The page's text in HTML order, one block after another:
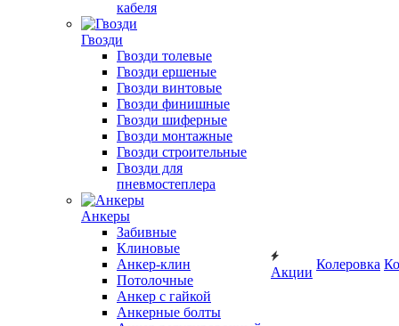
кабеля
Гвозди
Гвозди толевые
Гвозди ершеные
Гвозди винтовые
Гвозди финишные
Гвозди шиферные
Гвозди монтажные
Гвозди строительные
Гвозди для
пневмостеплера
Анкеры
Забивные
Клиновые
Анкер-клин
Потолочные
Анкер с гайкой
Анкерные болты
Акции
Колеровка